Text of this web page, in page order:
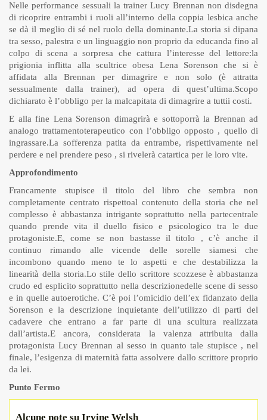
Nelle performance sessuali la trainer Lucy Brennan non disdegna
di ricoprire entrambi i ruoli all’interno della coppia lesbica anche
se dà il meglio di sé nel ruolo della dominante.La storia si dipana
tra sesso, palestra e un linguaggio non proprio da educanda fino al
colpo di scena a sorpresa che cattura l’interesse del lettore:la
prigionia inflitta alla scultrice obesa Lena Sorenson che si è
affidata alla Brennan per dimagrire e non solo (è attratta
sessualmente dalla trainer), ad opera di quest’ultima.Scopo
dichiarato è l’obbligo per la malcapitata di dimagrire a tuttii costi.
E alla fine Lena Sorenson dimagrirà e sottoporrà la Brennan ad
analogo trattamentoterapeutico con l’obbligo opposto , quello di
ingrassare.La sofferenza patita da entrambe, rispettivamente nel
perdere e nel prendere peso , si rivelerà catartica per le loro vite.
Approfondimento
Francamente stupisce il titolo del libro che sembra non
completamente centrato rispettoal contenuto della storia che nel
complesso è abbastanza intrigante soprattutto nella partecentrale
quando prende vita il duello fisico e psicologico tra le due
protagoniste.E, come se non bastasse il titolo , c’è anche il
continuo rimando alle vicende delle sorelle siamesi che
incombono quando meno te lo aspetti e che destabilizza la
linearità della storia.Lo stile dello scrittore scozzese è abbastanza
crudo ed esplicito soprattutto nella descrizionedelle scene di sesso
e in quelle autoerotiche. C’è poi l’omicidio dell’ex fidanzato della
Sorenson e la descrizione inquietante dell’utilizzo di parti del
cadavere che entrano a far parte di una scultura realizzata
dall’artista.E ancora, considerata la valenza attribuita dalla
protagonista Lucy Brennan al sesso in quanto tale stupisce , nel
finale, l’esigenza di maternità fatta assolvere dallo scrittore proprio
da lei.
Punto Fermo
Alcune note su Irvine Welsh